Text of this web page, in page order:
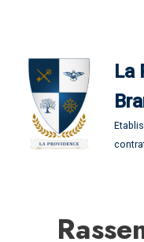
contenu
La